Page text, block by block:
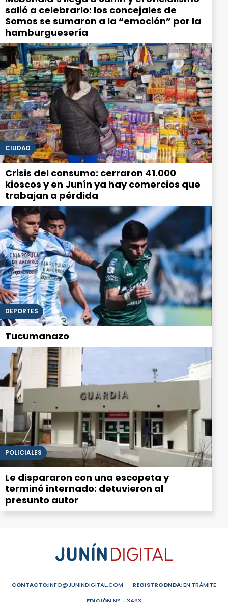
salió a celebrarlo: los concejales de
Somos se sumaron a la “emoción” por la
hamburguesería
CIUDAD
Crisis del consumo: cerraron 41.000
kioscos y en Junín ya hay comercios que
trabajan a pérdida
DEPORTES
Tucumanazo
POLICIALES
Le dispararon con una escopeta y
terminó internado: detuvieron al
presunto autor
CONTACTO:INFO@JUNINDIGITAL.COM REGISTRO DNDA:EN TRÁMITE